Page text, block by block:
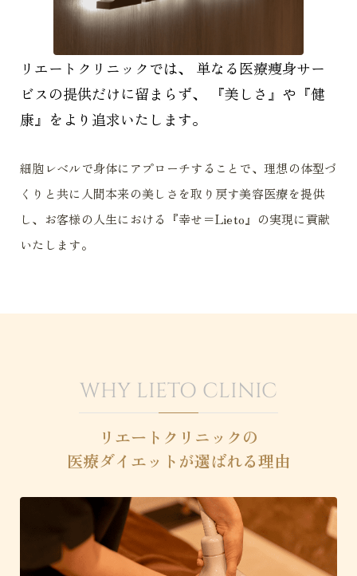
リエートクリニックでは、
単なる医療痩身サー
ビスの提供だけに留まらず、
『美しさ』や『健
康』をより追求いたします。
細胞レベルで身体にアプローチすることで、理想の体型づ
くりと共に人間本来の美しさを取り戻す美容医療を提供
し、お客様の人生における『幸せ＝Lieto』の実現に貢献
いたします。
WHY LIETO CLINIC
リエートクリニックの
医療ダイエットが選ばれる理由